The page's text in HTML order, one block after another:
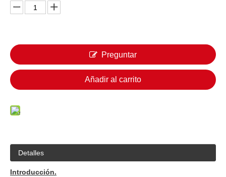
Preguntar
Añadir al carrito
Detalles
Introducción.